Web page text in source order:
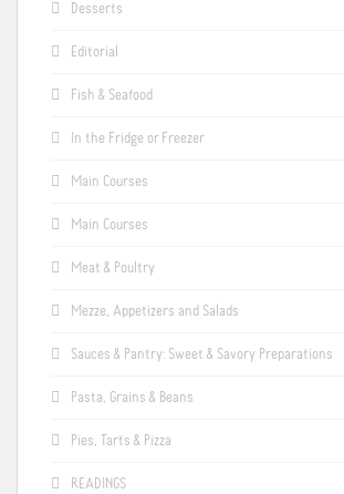
Desserts
Editorial
Fish & Seafood
In the Fridge or Freezer
Main Courses
Main Courses
Meat & Poultry
Mezze, Appetizers and Salads
Sauces & Pantry: Sweet & Savory Preparations
Pasta, Grains & Beans
Pies, Tarts & Pizza
READINGS